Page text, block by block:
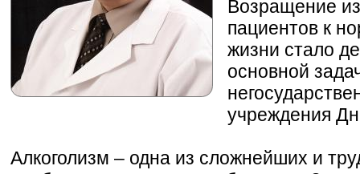
Возращение
пациентов к
жизни стало
основной
учреждения
Алкоголизм – одна из сложнейших и